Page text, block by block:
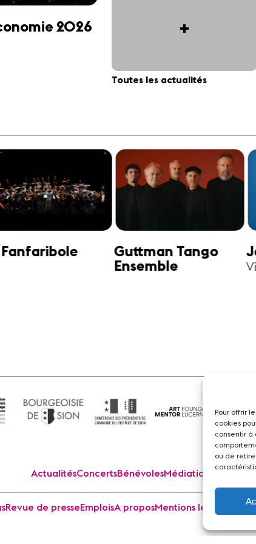
Pour offrir
cookies
consentir à
ou de
2026
+
Toutes les actualités
Swensen José-Daniel
Castellon
ActualitésConcertsBénévolesMédiation
Revue de presseEmploisA proposMentions légales